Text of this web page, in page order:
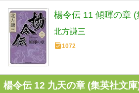
楊令伝 11 傾暉の章 (
北方謙三
1072
楊令伝 12 九天の章 (集英社文